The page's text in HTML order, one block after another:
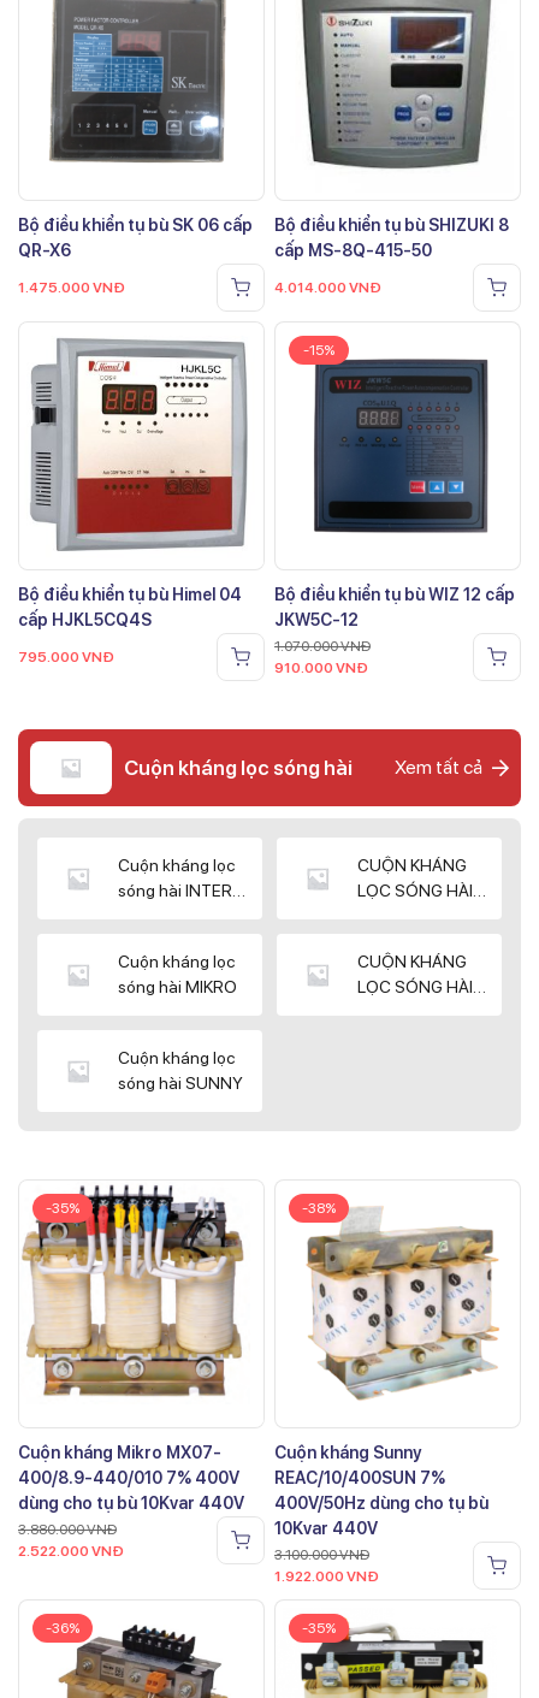
Bộ điều khiển tụ bù SK 06 cấp
QR-X6
1.475.000 VNĐ
Bộ điều khiển tụ bù SHIZUKI 8
cấp MS-8Q-415-50
4.014.000 VNĐ
Bộ điều khiển tụ bù Himel 04
cấp HJKL5CQ4S
795.000 VNĐ
-15%
Bộ điều khiển tụ bù WIZ 12 cấp
JKW5C-12
1.070.000VNĐ
910.000 VNĐ
Cuộn kháng lọc sóng hài Xem tất cả
Cuộn kháng lọc
sóng hài INTER
CUỘN KHÁNG
LỌC SÓNG HÀI
Cuộn kháng lọc
sóng hài MIKRO
CUỘN KHÁNG
LỌC SÓNG HÀI
Cuộn kháng lọc
sóng hài SUNNY
-35%
Cuộn kháng Mikro MX07-
400/8.9-440/010 7% 400V
dùng cho tụ bù 10Kvar 440V
3.880.000VNĐ
2.522.000 VNĐ
-38%
Cuộn kháng Sunny
REAC/10/400SUN 7%
400V/50Hz dùng cho tụ bù
10Kvar 440V
3.100.000VNĐ
1.922.000 VNĐ
-36% -35%